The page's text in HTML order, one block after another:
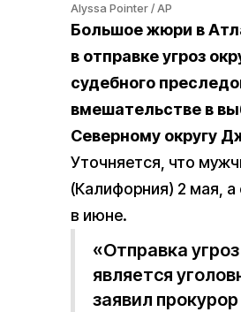
Alyssa Pointer / AP
Большое жюри в
в отправке угроз
судебного
вмешательстве в
Северному округу
Уточняется, что
(Калифорния) 2 мая,
в июне.
«Отправка
является
заявил